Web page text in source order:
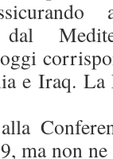
dal
e Iraq. La
ma non